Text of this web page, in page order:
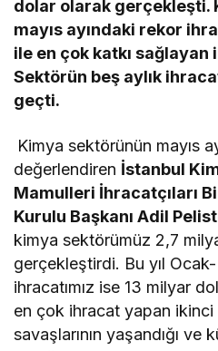
dolar olarak gerçekleşti.
mayıs ayındaki rekor
ile en çok katkı
Sektörün beş aylık
geçti.
Kimya sektörünün mayıs
değerlendiren İstanbul
Mamulleri İhracatçıları
Kurulu Başkanı Adil
kimya sektörümüz 2,7
gerçekleştirdi. Bu yıl
ihracatımız ise 13 milyar
en çok ihracat yapan
savaşlarının yaşandığı ve